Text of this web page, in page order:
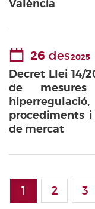
València
26 des2025
Decret Llei 14/
de
procediments
de mercat
Pàgina actual
1 Page
2 3